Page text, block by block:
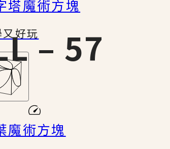
塔魔術方塊
好玩
魔術方塊
– 57